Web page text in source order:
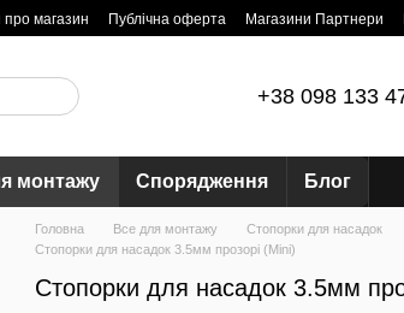
про магазин Публічна оферта Магазини Партнери
+38 098 133
монтажу Спорядження Блог
Головна Все для монтажу Стопорки для насадок
Стопорки для насадок 3.5мм прозорі (Mini)
Стопорки для насадок 3.5мм